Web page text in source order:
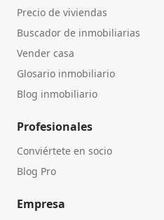
Precio de viviendas
Buscador de inmobiliarias
Vender casa
Glosario inmobiliario
Blog inmobiliario
Profesionales
Conviértete en socio
Blog Pro
Empresa